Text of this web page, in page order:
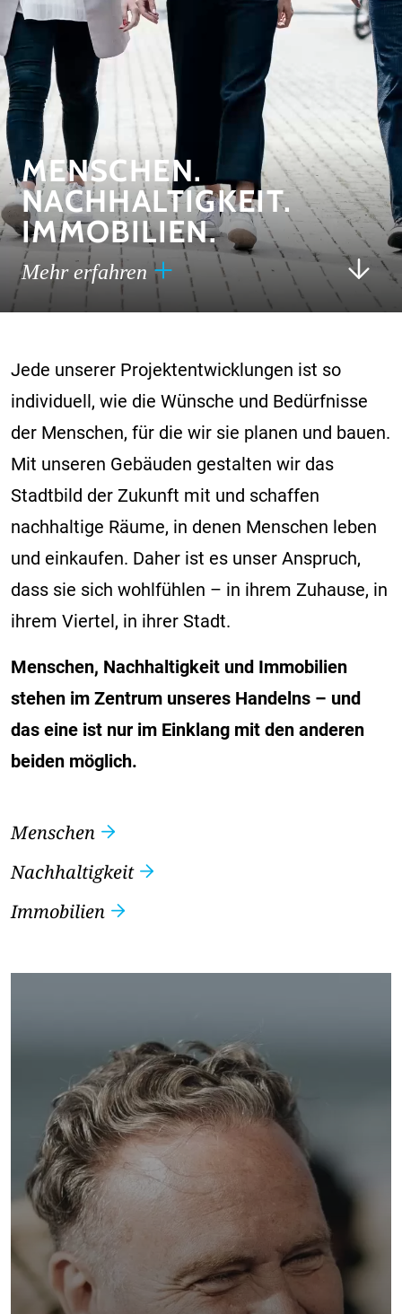
MENSCHEN.
NACHHALTIGKEIT.
IMMOBILIEN.
Mehr erfahren
Menschen
Nachhaltigkeit
Immobilien
Jede unserer Projektentwicklungen ist so
individuell, wie die Wünsche und Bedürfnisse
der Menschen, für die wir sie planen und bauen.
Mit unseren Gebäuden gestalten wir das
Stadtbild der Zukunft mit und schaffen
nachhaltige Räume, in denen Menschen leben
und einkaufen. Daher ist es unser Anspruch,
dass sie sich wohlfühlen – in ihrem Zuhause, in
ihrem Viertel, in ihrer Stadt.
Menschen, Nachhaltigkeit und Immobilien
stehen im Zentrum unseres Handelns – und
das eine ist nur im Einklang mit den anderen
beiden möglich.